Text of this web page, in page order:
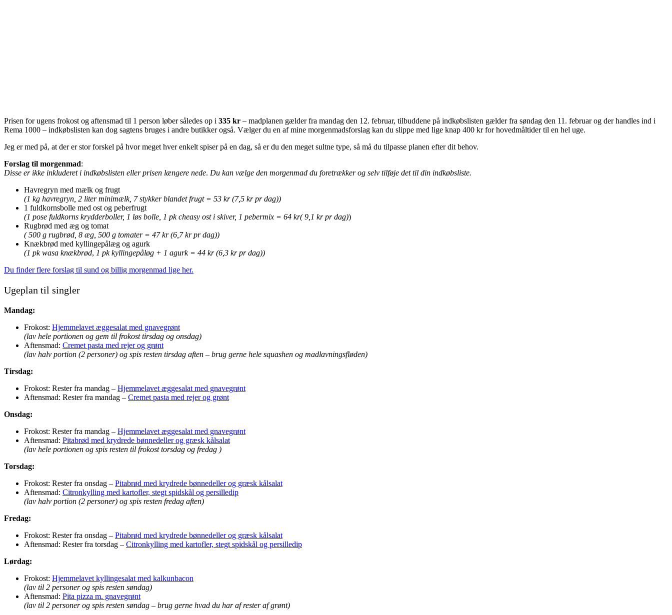
Prisen for ugens frokost og aftensmad til 1 person løber således op i 335 kr – madplanen gælder fra mandag den 12. februar, tilbuddene på indkøbslisten gælder fra søndag den 11. februar og der handles ind i
Rema 1000 – indkøbslisten kan dog sagtens bruges i andre butikker også. Vælger du en af mine morgenmadsforslag kan du slippe med lige knap 400 kr for hovedmåltider til en hel uge.
Jeg er med på, at der er stor forskel på hvor meget hver enkelt spiser på en dag, så er du den meget sultne type, så må du tilpasse planen efter dit behov.
Forslag til morgenmad:
Disse er ikke inkluderet i indkøbslisten eller prisen længere nede. Du kan vælge den morgenmad du foretrækker og selv tilføje det til din indkøbsliste.
Havregryn med mælk og frugt
(1 kg havregryn, 2 liter minimælk, 7 stykker blandet frugt = 53 kr (7,5 kr pr dag))
1 fuldkornsbolle med ost og peberfrugt
(1 pose fuldkorns krydderboller, 1 løs bolle, 1 pk cheasy ost i skiver, 1 pebermix = 64 kr( 9,1 kr pr dag))
Rugbrød med æg og tomat
( 500 g rugbrød, 8 æg, 500 g tomater = 47 kr (6,7 kr pr dag))
Knækbrød med kyllingepålæg og agurk
(1 pk wasa knækbrød, 1 pk kyllingepåløg + 1 agurk = 44 kr (6,3 kr pr dag))
Du finder flere forslag til sund og billig morgenmad lige her.
Ugeplan til singler
Mandag:
Frokost: Hjemmelavet æggesalat med gnavegrønt
(lav hele portionen og gem til frokost tirsdag og onsdag)
Aftensmad: Cremet pasta med rejer og grønt
(lav halv portion (2 personer) og spis resten tirsdag aften – brug gerne hele squashen og madlavningsfløden)
Tirsdag:
Frokost: Rester fra mandag – Hjemmelavet æggesalat med gnavegrønt
Aftensmad: Rester fra mandag – Cremet pasta med rejer og grønt
Onsdag:
Frokost: Rester fra mandag – Hjemmelavet æggesalat med gnavegrønt
Aftensmad: Pitabrød med krydrede bønnedeller og græsk kålsalat
(lav hele portionen og spis resten til frokost torsdag og fredag )
Torsdag:
Frokost: Rester fra onsdag – Pitabrød med krydrede bønnedeller og græsk kålsalat
Aftensmad: Citronkylling med kartofler, stegt spidskål og persilledip
(lav halv portion (2 personer) og spis resten fredag aften)
Fredag:
Frokost: Rester fra onsdag – Pitabrød med krydrede bønnedeller og græsk kålsalat
Aftensmad: Rester fra torsdag – Citronkylling med kartofler, stegt spidskål og persilledip
Lørdag:
Frokost: Hjemmelavet kyllingesalat med kalkunbacon
(lav til 2 personer og spis resten søndag)
Aftensmad: Pita pizza m. gnavegrønt
(lav til 2 personer og spis resten søndag – brug gerne hvad du har af rester af grønt)